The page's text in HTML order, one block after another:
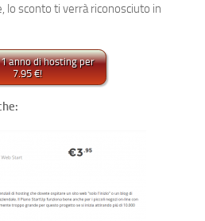
lo sconto ti verrà riconosciuto in
anno di hosting per
7.95 €!